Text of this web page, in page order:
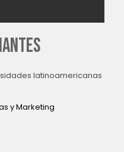
latinoamericanas
y Marketing